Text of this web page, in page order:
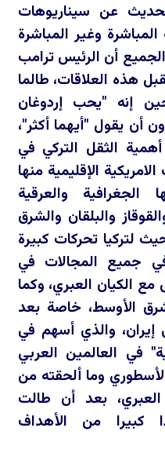
عن سيناريوهات
وغير المباشرة
أن الرئيس ترامب
هذه العلاقات، طالما
إنه "يحب إردوغان
أن يقول "أيهما أكثر"،
الثقل التركي في
الإقليمية منها
الجغرافية والعرقية
والبلقان والشرق
لتركيا تحركات كبيرة
جميع المجالات في
مع الكيان العبري، وكما
الأوسط، خاصة بعد
إيران، والذي أسهم في
في العالمين العربي
وما ألحقته من
بعد أن طالت
كبيرا من الأهداف